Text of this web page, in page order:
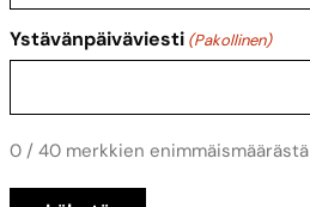
Ystävänpäiväviesti (Pakollinen)
0 / 40 merkkien enimmäismäärästä